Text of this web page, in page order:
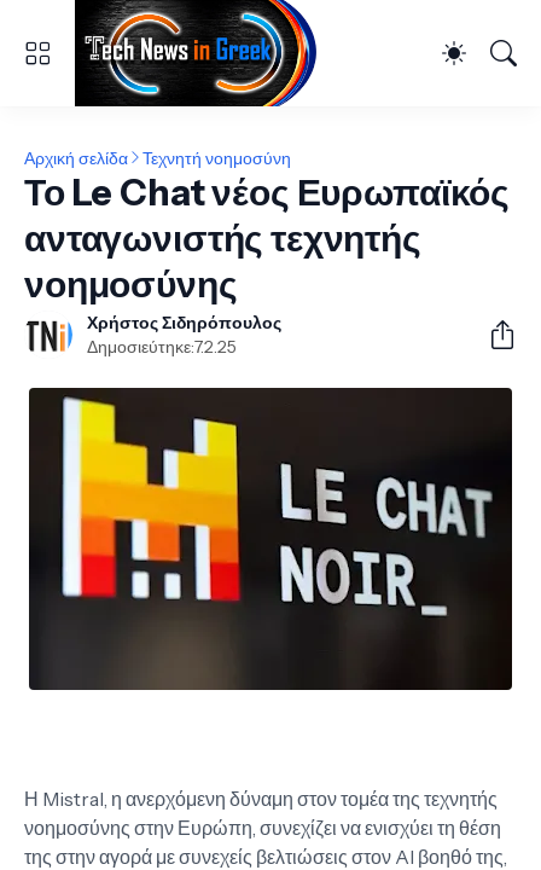
Αρχική σελίδα Τεχνητή νοημοσύνη
Το Le Chat νέος Ευρωπαϊκός
ανταγωνιστής τεχνητής
νοημοσύνης
Χρήστος Σιδηρόπουλος
Δημοσιεύτηκε:7.2.25
Η Mistral, η ανερχόμενη δύναμη στον τομέα της τεχνητής
νοημοσύνης στην Ευρώπη, συνεχίζει να ενισχύει τη θέση
της στην αγορά με συνεχείς βελτιώσεις στον AI βοηθό της,